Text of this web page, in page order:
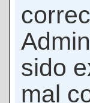
sido
mal